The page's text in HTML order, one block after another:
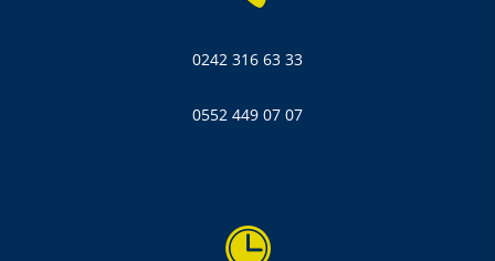
0242 316 63 33
0552 449 07 07